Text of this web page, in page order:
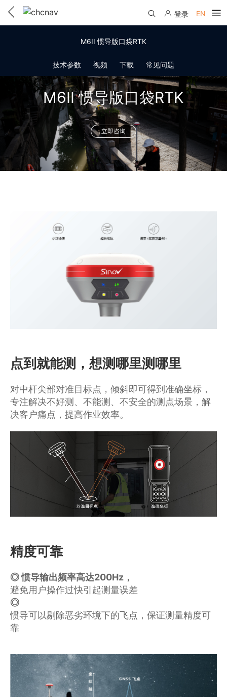
服务与支持
下载中心
教学视频
服务支持
线上自助寄修
联系我们
国内分支机构
国内授权经销
活动专区
资讯中心
商业道德与反腐败政策
登录 EN
M6II 惯导版口袋RTK
技术参数 视频 下载 常见问题
M6II 惯导版口袋RTK
立即咨询
点到就能测，想测哪里测哪里
对中杆尖部对准目标点，倾斜即可得到准确坐标，
专注解决不好测、不能测、不安全的测点场景，解
决客户痛点，提高作业效率。
精度可靠
◎ 惯导输出频率高达200Hz，
避免用户操作过快引起测量误差
◎
惯导可以剔除恶劣环境下的飞点，保证测量精度可
靠